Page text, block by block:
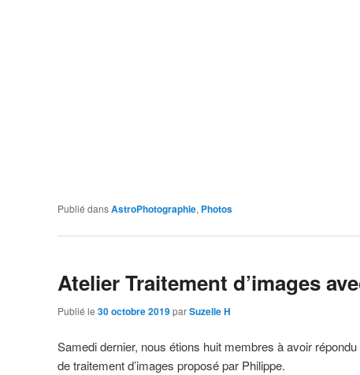
Publié dansAstroPhotographie, Photos
Atelier Traitement d’images
Publié le 30 octobre 2019parSuzelle H
Samedi dernier, nous étions huit membres à avoir
de traitement d’images proposé par Philippe.